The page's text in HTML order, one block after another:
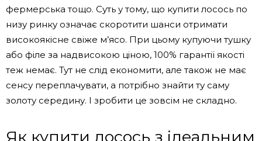
фермерська тощо. Суть у тому, що купити лосось по
низу ринку означає скоротити шанси отримати
високоякісне свіже м’ясо. При цьому купуючи тушку
або філе за надвисокою ціною, 100% гарантії якості
теж немає. Тут не слід економити, але також не має
сенсу переплачувати, а потрібно знайти ту саму
золоту середину. І зробити це зовсім не складно.
Як купити лосось з ідеальним